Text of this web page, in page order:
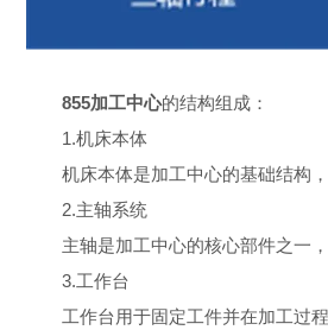
855加工中心的结构组成：
1.机床本体
机床本体是加工中心的基础结构，
2.主轴系统
主轴是加工中心的核心部件之一，
3.工作台
工作台用于固定工件并在加工过程